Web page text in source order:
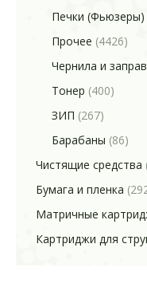
Печки (Фьюзеры)
Прочее (4426)
Чернила и
Тонер (400)
ЗИП (267)
Барабаны (86)
Чистящие средства
Бумага и пленка
Матричные
Картриджи для